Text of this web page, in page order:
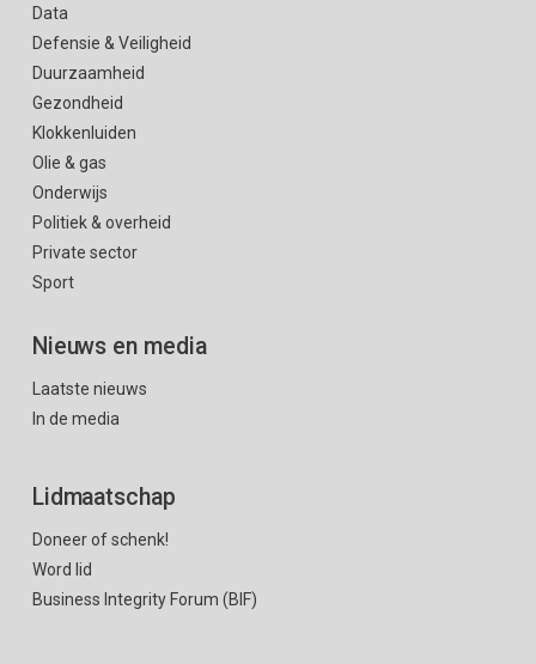
Data
Defensie & Veiligheid
Duurzaamheid
Gezondheid
Klokkenluiden
Olie & gas
Onderwijs
Politiek & overheid
Private sector
Sport
Nieuws en media
Laatste nieuws
In de media
Lidmaatschap
Doneer of schenk!
Word lid
Business Integrity Forum (BIF)